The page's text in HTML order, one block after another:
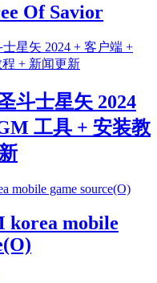
Of Savior
斗士星矢 2024
工具 + 安装教
korea mobile